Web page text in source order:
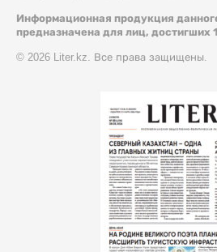
Информационная продукция
предназначена для лиц, достигших
© 2026 Liter.kz. Все права защищены.